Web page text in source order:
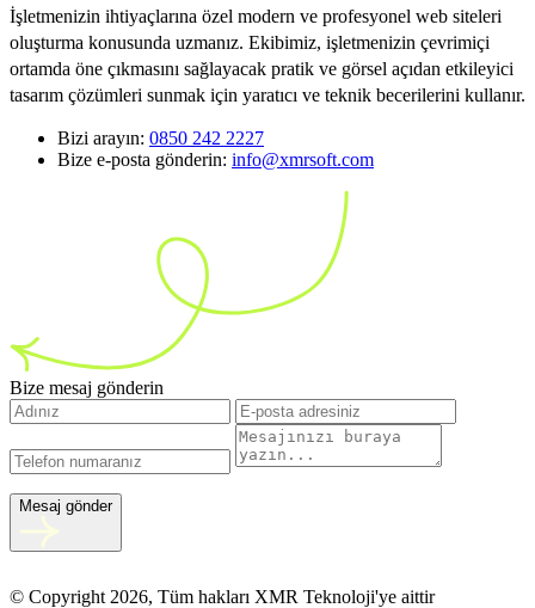
İşletmenizin ihtiyaçlarına özel modern ve profesyonel web siteleri
oluşturma konusunda uzmanız. Ekibimiz, işletmenizin çevrimiçi
ortamda öne çıkmasını sağlayacak pratik ve görsel açıdan etkileyici
tasarım çözümleri sunmak için yaratıcı ve teknik becerilerini kullanır.
Bizi arayın: 0850 242 2227
Bize e-posta gönderin: info@xmrsoft.com
Bize mesaj gönderin
Mesaj gönder
© Copyright 2026, Tüm hakları XMR Teknoloji'ye aittir